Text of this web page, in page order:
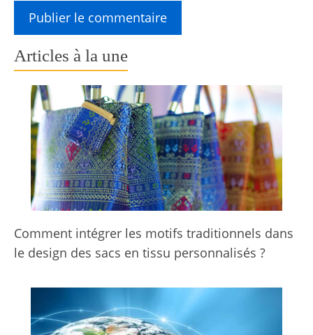
Articles à la une
Comment intégrer les motifs traditionnels dans
le design des sacs en tissu personnalisés ?